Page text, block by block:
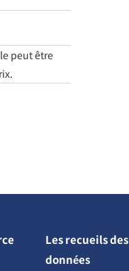
peut être
Les recueils des
données